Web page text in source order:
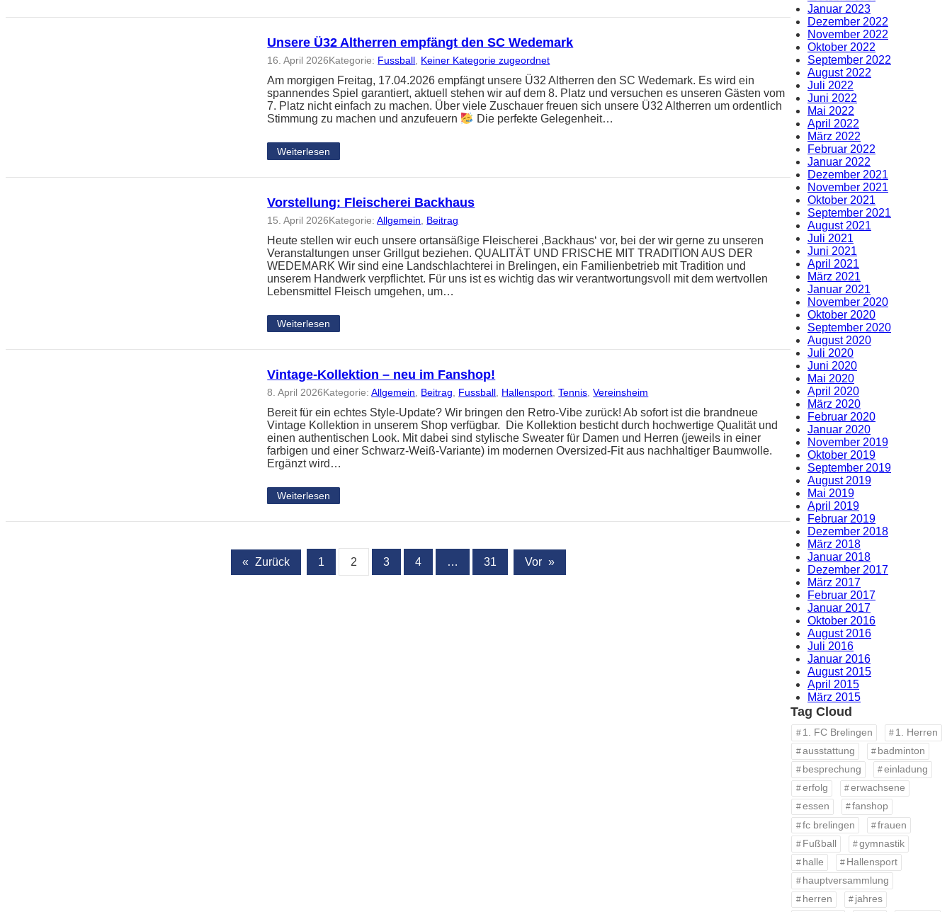
Unsere Ü32 Altherren empfängt den SC Wedemark
16. April 2026Kategorie: Fussball Keiner Kategorie zugeordnet
Am morgigen Freitag, 17.04.2026 empfängt unsere Ü32 Altherren den SC Wedemark. Es wird ein
spannendes Spiel garantiert, aktuell stehen wir auf dem 8. Platz und versuchen es unseren Gästen vom
7. Platz nicht einfach zu machen. Über viele Zuschauer freuen sich unsere Ü32 Altherren um ordentlich
Stimmung zu machen und anzufeuern
Die perfekte Gelegenheit…
Weiterlesen
Vorstellung: Fleischerei Backhaus
15. April 2026Kategorie:Allgemein Beitrag
Heute stellen wir euch unsere ortansäßige Fleischerei ‚Backhaus‘ vor, bei der wir gerne zu unseren
Veranstaltungen unser Grillgut beziehen. QUALITÄT UND FRISCHE MIT TRADITION AUS DER
WEDEMARK Wir sind eine Landschlachterei in Brelingen, ein Familienbetrieb mit Tradition und
unserem Handwerk verpflichtet. Für uns ist es wichtig das wir verantwortungsvoll mit dem wertvollen
Lebensmittel Fleisch umgehen, um…
Weiterlesen
Vintage-Kollektion – neu im Fanshop!
8. April 2026Kategorie:Allgemein Beitrag Fussball Hallensport , Tennis , Vereinsheim
Bereit für ein echtes Style-Update? Wir bringen den Retro-Vibe zurück! Ab sofort ist die brandneue
Vintage Kollektion in unserem Shop verfügbar. Die Kollektion besticht durch hochwertige Qualität und
einen authentischen Look. Mit dabei sind stylische Sweater für Damen und Herren (jeweils in einer
farbigen und einer Schwarz-Weiß-Variante) im modernen Oversized-Fit aus nachhaltiger Baumwolle.
Ergänzt wird…
Weiterlesen
« Zurück 1 2 3 4 … 31 Vor »
Januar 2023
Dezember 2022
November 2022
Oktober 2022
September 2022
August 2022
Juli 2022
Juni 2022
Mai 2022
April 2022
März 2022
Februar 2022
Januar 2022
Dezember 2021
November 2021
Oktober 2021
September 2021
August 2021
Juli 2021
Juni 2021
April 2021
März 2021
Januar 2021
November 2020
Oktober 2020
September 2020
August 2020
Juli 2020
Juni 2020
Mai 2020
April 2020
März 2020
Februar 2020
Januar 2020
November 2019
Oktober 2019
September 2019
August 2019
Mai 2019
April 2019
Februar 2019
Dezember 2018
März 2018
Januar 2018
Dezember 2017
März 2017
Februar 2017
Januar 2017
Oktober 2016
August 2016
Juli 2016
Januar 2016
August 2015
April 2015
März 2015
Tag Cloud
1. FC Brelingen
1. Herren
ausstattung
badminton
besprechung
einladung
erfolg
erwachsene
essen
fanshop
fc brelingen
frauen
Fußball
gymnastik
halle
Hallensport
hauptversammlung
herren
jahres